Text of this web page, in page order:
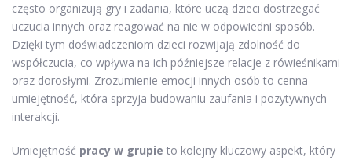
często organizują gry i zadania, które uczą dzieci dostrzegać
uczucia innych oraz reagować na nie w odpowiedni sposób.
Dzięki tym doświadczeniom dzieci rozwijają zdolność do
współczucia, co wpływa na ich późniejsze relacje z rówieśnikami
oraz dorosłymi. Zrozumienie emocji innych osób to cenna
umiejętność, która sprzyja budowaniu zaufania i pozytywnych
interakcji.
Umiejętność pracy w grupie to kolejny kluczowy aspekt, który